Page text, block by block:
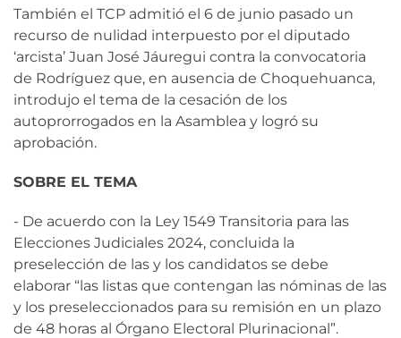
También el TCP admitió el 6 de junio pasado un
recurso de nulidad interpuesto por el diputado
‘arcista’ Juan José Jáuregui contra la convocatoria
de Rodríguez que, en ausencia de Choquehuanca,
introdujo el tema de la cesación de los
autoprorrogados en la Asamblea y logró su
aprobación.
SOBRE EL TEMA
- De acuerdo con la Ley 1549 Transitoria para las
Elecciones Judiciales 2024, concluida la
preselección de las y los candidatos se debe
elaborar “las listas que contengan las nóminas de las
y los preseleccionados para su remisión en un plazo
de 48 horas al Órgano Electoral Plurinacional”.